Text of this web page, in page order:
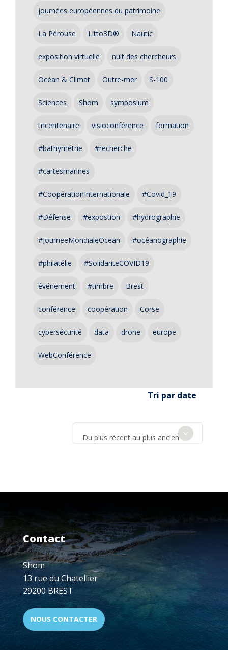
journées européennes du patrimoine
La Pérouse Litto3D® Nautic
exposition virtuelle nuit des chercheurs
Océan & Climat Outre-mer S-100
Sciences Shom symposium
tricentenaire visioconférence formation
#bathymétrie #recherche
#cartesmarines
#CoopérationInternationale #Covid_19
#Défense #expostion #hydrographie
#JourneeMondialeOcean #océanographie
#philatélie #SolidariteCOVID19
événement #timbre Brest
conférence coopération Corse
cybersécurité data drone europe
WebConférence
Tri par date
Du plus récent au plus ancien
Contact
Shom
13 rue du Chatellier
29200 BREST
NOUS CONTACTER